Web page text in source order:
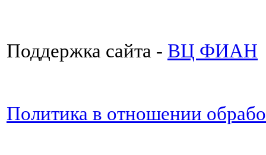
Поддержка сайта - ВЦ ФИАН
Политика в отношении